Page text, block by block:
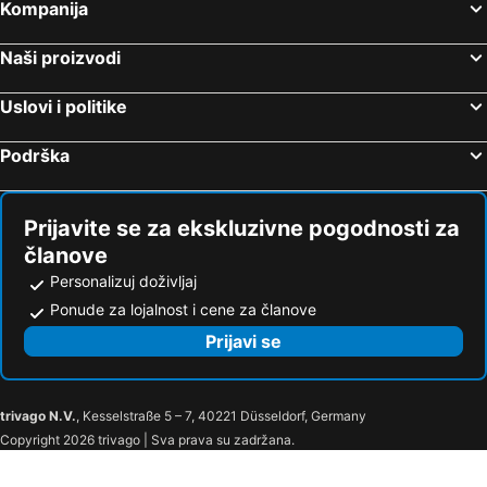
Kompanija
Naši proizvodi
Uslovi i politike
Podrška
Prijavite se za ekskluzivne pogodnosti za
članove
Personalizuj doživljaj
Ponude za lojalnost i cene za članove
Prijavi se
trivago N.V., Kesselstraße 5 – 7, 40221 Düsseldorf, Germany
Copyright 2026 trivago | Sva prava su zadržana.